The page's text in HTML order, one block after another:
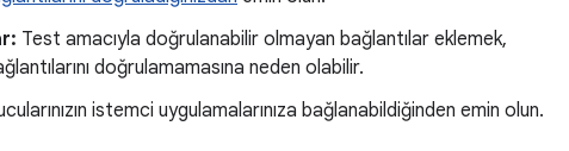
Test amacıyla doğrulanabilir olmayan bağlantılar eklemek,
doğrulamamasına neden olabilir.
istemci uygulamalarınıza bağlanabildiğinden emin olun.